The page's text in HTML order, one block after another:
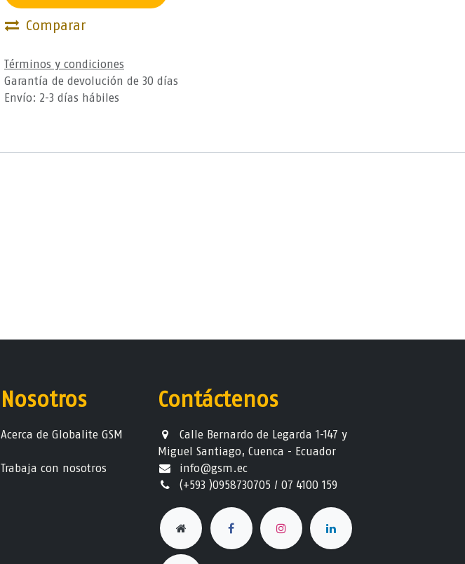
Comparar
Términos y condiciones
Garantía de devolución de 30 días
Envío: 2-3 días hábiles
Contáctenos
Calle Bernardo de Legarda 1-147 y
Miguel Santiago, Cuenca - Ecuador
info@gsm.ec​
(+593 )0958730705 / 07 4100 159
Nosotros
Acerca de Globalite GSM
Trabaja con nosotros